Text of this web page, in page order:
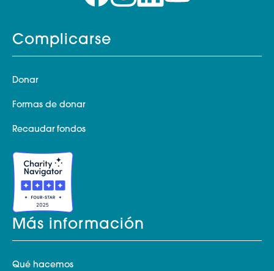
Complicarse
Donar
Formas de donar
Recaudar fondos
Más información
Qué hacemos